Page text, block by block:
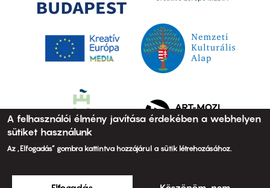
A felhasználói élmény javítása érdekében a webhelyen
sütiket használunk
Az „Elfogadás” gombra kattintva hozzájárul a sütik létrehozásához.